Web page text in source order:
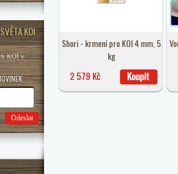
KOI
KOI v
Odeslat
Shori - krmení pro KOI 4 mm, 5
kg
2 579 Kč